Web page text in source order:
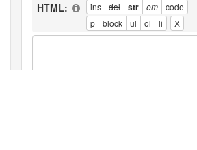
HTML: